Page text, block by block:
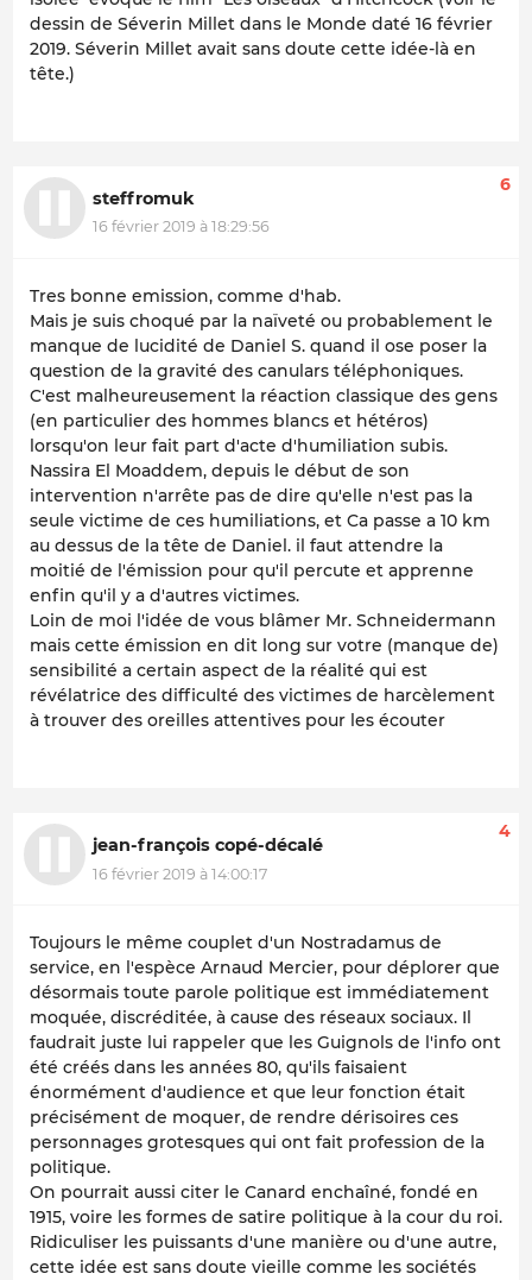
dessin de Séverin Millet dans le Monde daté 16 février
2019. Séverin Millet avait sans doute cette idée-là en
tête.)
steffromuk
16 février 2019 à 18:29:56
6
Tres bonne emission, comme d'hab.
Mais je suis choqué par la naïveté ou probablement le
manque de lucidité de Daniel S. quand il ose poser la
question de la gravité des canulars téléphoniques.
C'est malheureusement la réaction classique des gens
(en particulier des hommes blancs et hétéros)
lorsqu'on leur fait part d'acte d'humiliation subis.
Nassira El Moaddem, depuis le début de son
intervention n'arrête pas de dire qu'elle n'est pas la
seule victime de ces humiliations, et Ca passe a 10 km
au dessus de la tête de Daniel. il faut attendre la
moitié de l'émission pour qu'il percute et apprenne
enfin qu'il y a d'autres victimes.
Loin de moi l'idée de vous blâmer Mr. Schneidermann
mais cette émission en dit long sur votre (manque de)
sensibilité a certain aspect de la réalité qui est
révélatrice des difficulté des victimes de harcèlement
à trouver des oreilles attentives pour les écouter
jean-françois copé-décalé
16 février 2019 à 14:00:17
4
Toujours le même couplet d'un Nostradamus de
service, en l'espèce Arnaud Mercier, pour déplorer que
désormais toute parole politique est immédiatement
moquée, discréditée, à cause des réseaux sociaux. Il
faudrait juste lui rappeler que les Guignols de l'info ont
été créés dans les années 80, qu'ils faisaient
énormément d'audience et que leur fonction était
précisément de moquer, de rendre dérisoires ces
personnages grotesques qui ont fait profession de la
politique.
On pourrait aussi citer le Canard enchaîné, fondé en
1915, voire les formes de satire politique à la cour du roi.
Ridiculiser les puissants d'une manière ou d'une autre,
cette idée est sans doute vieille comme les sociétés